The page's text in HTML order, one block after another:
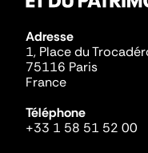
Adresse
1, Place du
75116 Paris
France
Téléphone
+33 1 58 51 52 00